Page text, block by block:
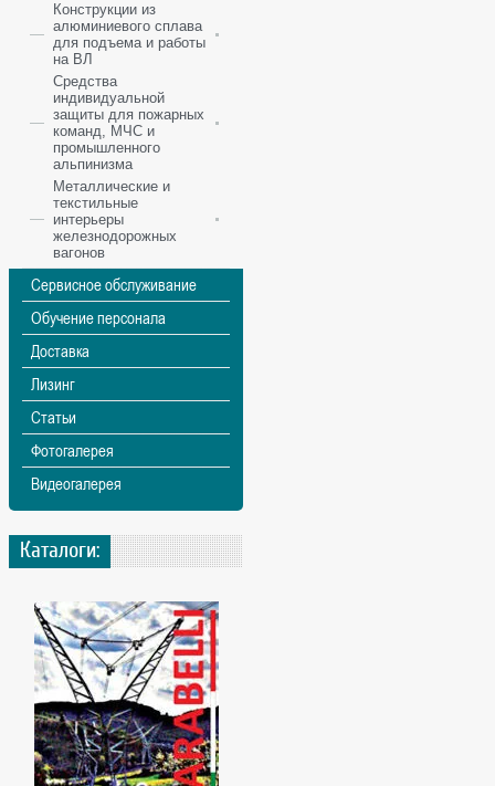
Конструкции из
алюминиевого сплава
для подъема и работы
на ВЛ
Средства
индивидуальной
защиты для пожарных
команд, МЧС и
промышленного
альпинизма
Металлические и
текстильные
интерьеры
железнодорожных
вагонов
Сервисное обслуживание
Обучение персонала
Доставка
Лизинг
Статьи
Фотогалерея
Видеогалерея
Каталоги: